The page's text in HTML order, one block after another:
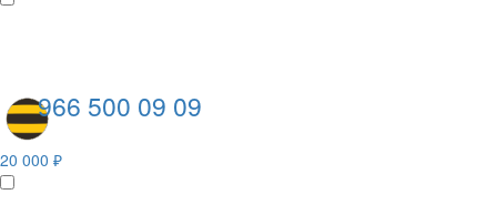
966 500 09 09
20 000 ₽